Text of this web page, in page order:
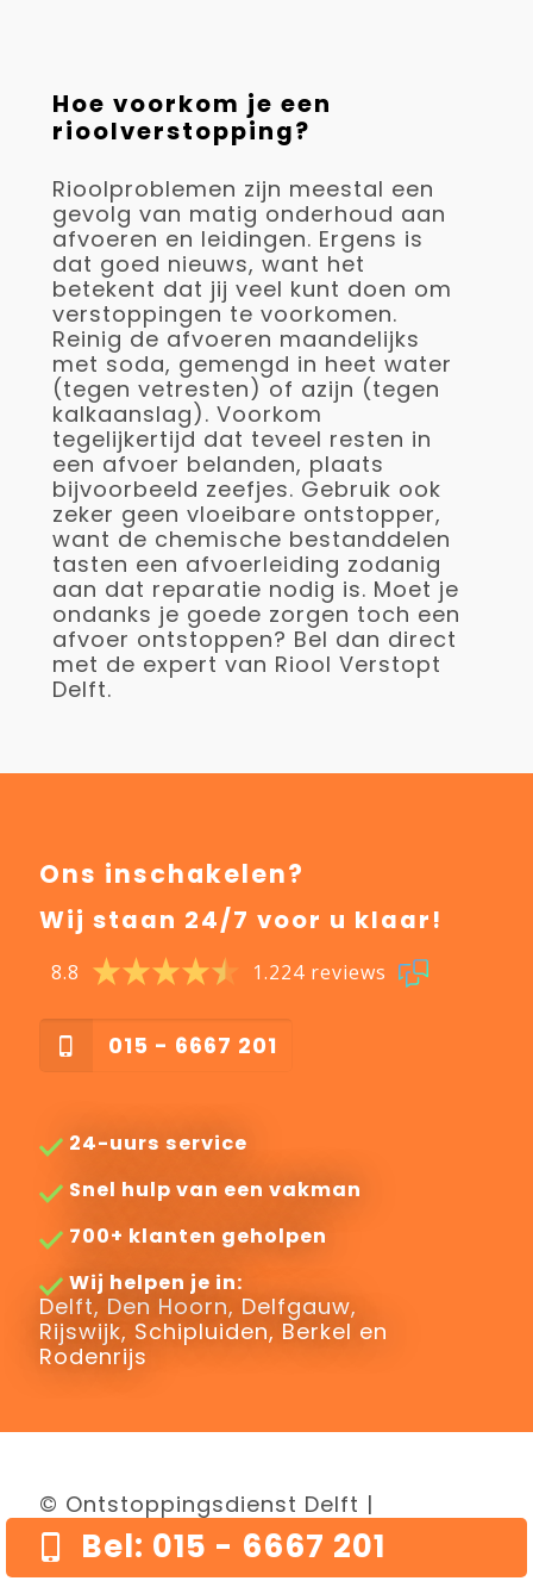
Bel: 015 - 6667 201
Hoe voorkom je een
rioolverstopping?
Rioolproblemen zijn meestal een
gevolg van matig onderhoud aan
afvoeren en leidingen. Ergens is
dat goed nieuws, want het
betekent dat jij veel kunt doen om
verstoppingen te voorkomen.
Reinig de afvoeren maandelijks
met soda, gemengd in heet water
(tegen vetresten) of azijn (tegen
kalkaanslag). Voorkom
tegelijkertijd dat teveel resten in
een afvoer belanden, plaats
bijvoorbeeld zeefjes. Gebruik ook
zeker geen vloeibare ontstopper,
want de chemische bestanddelen
tasten een afvoerleiding zodanig
aan dat reparatie nodig is. Moet je
ondanks je goede zorgen toch een
afvoer ontstoppen? Bel dan direct
met de expert van Riool Verstopt
Delft.
Ons inschakelen?
Wij staan 24/7 voor u klaar!
8.8 1.224 reviews
015 - 6667 201
24-uurs service
Snel hulp van een vakman
700+ klanten geholpen
Wij helpen je in:
Delft, Den Hoorn, Delfgauw,
Rijswijk, Schipluiden, Berkel en
Rodenrijs
© Ontstoppingsdienst Delft |
onderdeel van Rioolprobleem Kwijt